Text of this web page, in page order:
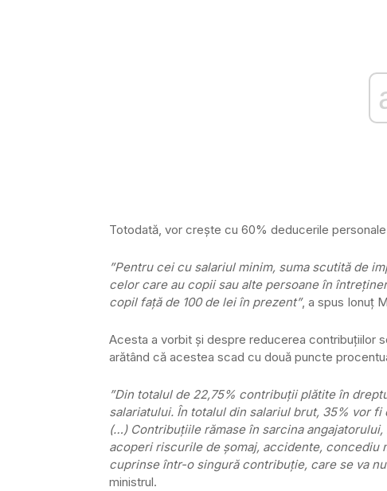
Totodată, vor creşte cu 60% deducerile
”Pentru cei cu salariul minim, suma scutită de
celor care au copii sau alte persoane în
copil faţă de 100 de lei în prezent”, a spus Ionuţ
Acesta a vorbit şi despre reducerea contribuţiilor
arătând că acestea scad cu două puncte
”Din totalul de 22,75% contribuţii plătite în
salariatului. În totalul din salariul brut, 35% vor
(…) Contribuţiile rămase în sarcina
acoperi riscurile de şomaj, accidente, concediu
cuprinse într-o singură contribuţie, care se va
ministrul.